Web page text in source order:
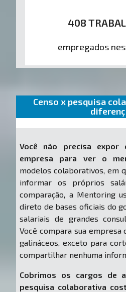
408
empregados
Censo x pesquisa
Você não precisa
empresa para ver o
modelos colaborativos, em
informar os próprios
comparação, a Mentoring
direto de bases oficiais do
salariais de grandes
Você compara sua empresa
galináceos, exceto para
compartilhar nenhuma
Cobrimos os cargos de
pesquisa colaborativa